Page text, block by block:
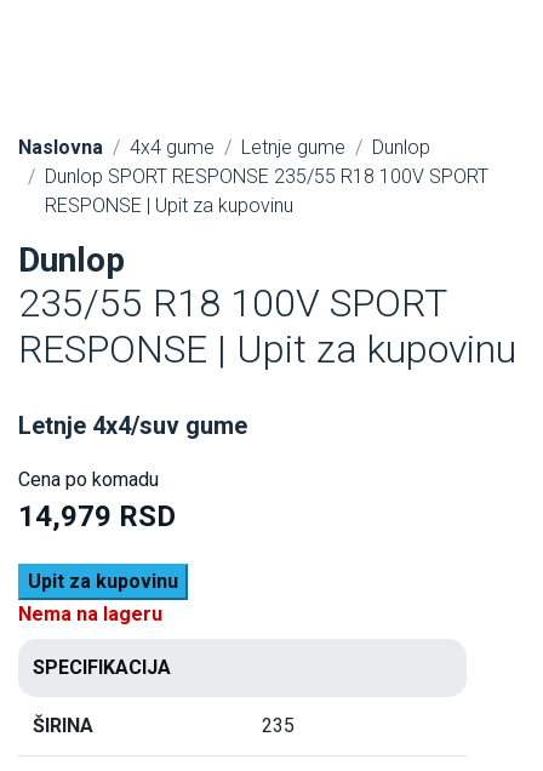
Naslovna 4x4 gume Letnje gume
Dunlop
Dunlop SPORT RESPONSE 235/55 R18 100V SPORT
RESPONSE | Upit za kupovinu
Dunlop
235/55 R18 100V SPORT
RESPONSE | Upit za kupovinu
Letnje 4x4/suv gume
Cena po komadu
14,979 RSD
Upit za kupovinu
Nema na lageru
SPECIFIKACIJA
ŠIRINA 235